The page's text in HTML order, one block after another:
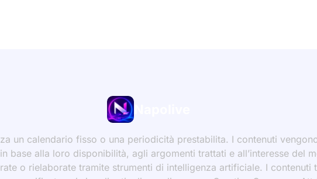
un calendario fisso o una periodicità prestabilita. I contenuti
base alla loro disponibilità, agli argomenti trattati e all’interesse del
o rielaborate tramite strumenti di intelligenza artificiale. I contenuti